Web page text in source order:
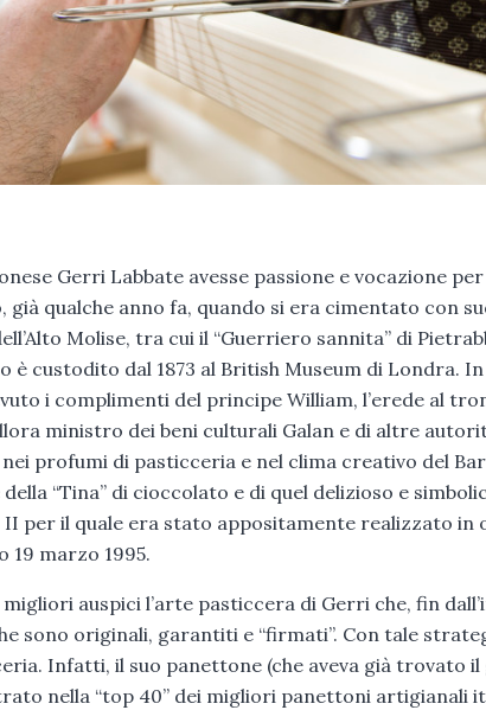
Gerri Labbate avesse passione e vocazione
già qualche anno fa, quando si era cimentato con
Molise, tra cui il “Guerriero sannita” di
è custodito dal 1873 al British Museum di Londra.
i complimenti del principe William, l’erede al
ministro dei beni culturali Galan e di altre
nei profumi di pasticceria e nel clima creativo del
“Tina” di cioccolato e di quel delizioso e
II per il quale era stato appositamente realizzato in
19 marzo 1995.
auspici l’arte pasticcera di Gerri che, fin
sono originali, garantiti e “firmati”. Con tale
Infatti, il suo panettone (che aveva già trovato
nella “top 40” dei migliori panettoni artigianali